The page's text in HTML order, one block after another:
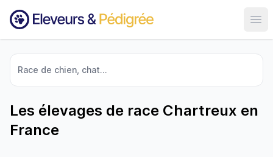
Race de chien, chat...
Les élevages de race Chartreux en
France